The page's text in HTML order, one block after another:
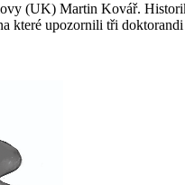
(UK) Martin Kovář.
které upozornili tři